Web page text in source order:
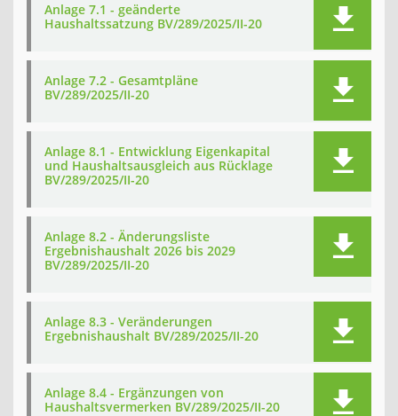
Anlage 7.1 - geänderte
Haushaltssatzung BV/289/2025/II-20
Anlage 7.2 - Gesamtpläne
BV/289/2025/II-20
Anlage 8.1 - Entwicklung Eigenkapital
und Haushaltsausgleich aus Rücklage
BV/289/2025/II-20
Anlage 8.2 - Änderungsliste
Ergebnishaushalt 2026 bis 2029
BV/289/2025/II-20
Anlage 8.3 - Veränderungen
Ergebnishaushalt BV/289/2025/II-20
Anlage 8.4 - Ergänzungen von
Haushaltsvermerken BV/289/2025/II-20